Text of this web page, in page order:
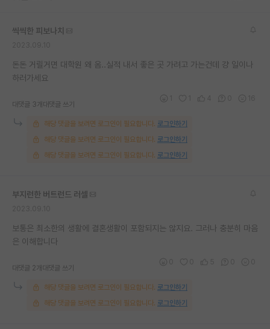
씩씩한 피보나치
돈돈 거릴거면 대학원 왜 옴..실적 내서 좋은 곳 가려고 가는건데 걍 일이나
하러가세요
대댓글 3개 대댓글 쓰기
해당 댓글을 보려면 로그인이 필요합니다. 로그인하기
해당 댓글을 보려면 로그인이 필요합니다. 로그인하기
해당 댓글을 보려면 로그인이 필요합니다. 로그인하기
부지런한 버트런드 러셀
보통은 최소한의 생활에 결혼생활이 포함되지는 않지요. 그러나 충분히 마음
은 이해합니다
대댓글 2개 대댓글 쓰기
해당 댓글을 보려면 로그인이 필요합니다. 로그인하기
해당 댓글을 보려면 로그인이 필요합니다. 로그인하기